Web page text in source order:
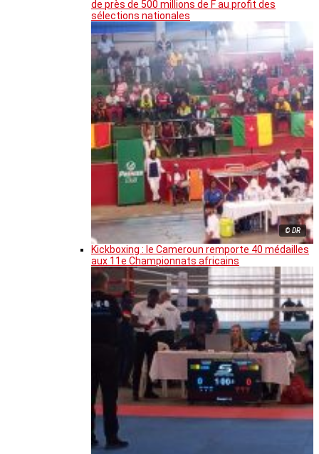
de près de 500 millions de F au profit des
sélections nationales
© DR
Kickboxing : le Cameroun remporte 40 médailles
aux 11e Championnats africains